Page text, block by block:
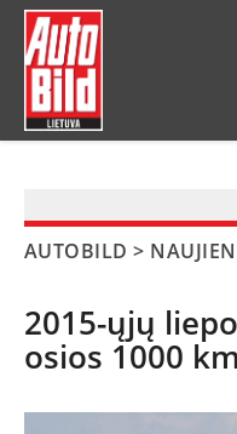
AUTOBILD >
2015-ųjų
osios 1000